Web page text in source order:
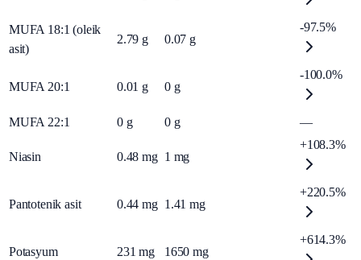
MUFA 18:1 (oleik
asit)
2.79 g 0.07 g
-97.5%
MUFA 20:1 0.01 g 0 g
-100.0%
MUFA 22:1 0 g 0 g —
Niasin 0.48 mg 1 mg
+108.3%
Pantotenik asit 0.44 mg 1.41 mg
+220.5%
Potasyum 231 mg 1650 mg
+614.3%